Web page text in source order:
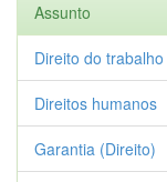
Assunto
Direito do trabalho
Direitos humanos
Garantia (Direito)